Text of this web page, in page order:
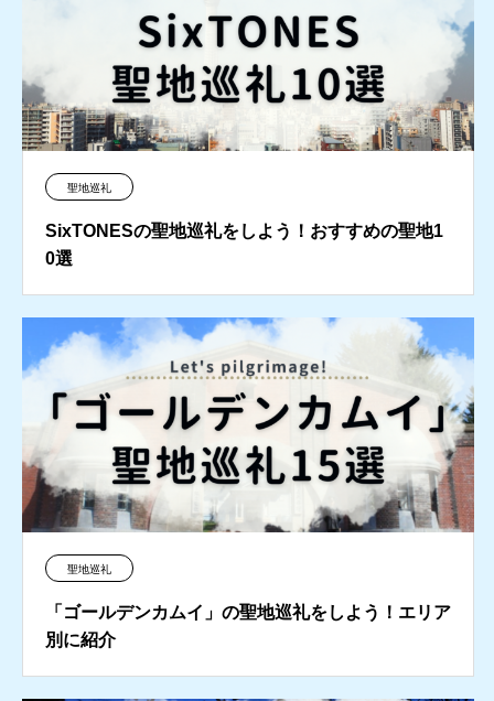
聖地巡礼
SixTONESの聖地巡礼をしよう！おすすめの聖地1
0選
聖地巡礼
「ゴールデンカムイ」の聖地巡礼をしよう！エリア
別に紹介